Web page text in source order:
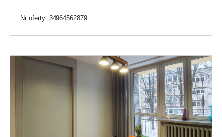
Nr oferty: 34964562879